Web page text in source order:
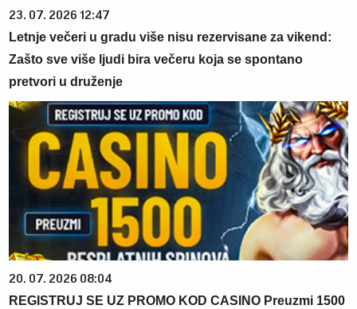
23. 07. 2026 12:47
Letnje večeri u gradu više nisu rezervisane za vikend:
Zašto sve više ljudi bira večeru koja se spontano
pretvori u druženje
20. 07. 2026 08:04
REGISTRUJ SE UZ PROMO KOD CASINO Preuzmi 1500